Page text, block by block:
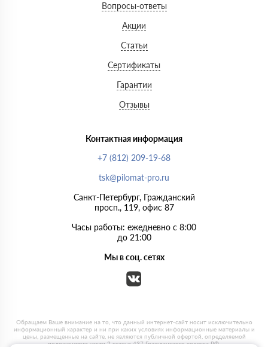
Вопросы-ответы
Акции
Статьи
Сертификаты
Гарантии
Отзывы
Контактная информация
+7 (812) 209-19-68
tsk@pilomat-pro.ru
Санкт-Петербург, Гражданский
просп., 119, офис 87
Часы работы: ежедневно с 8:00
до 21:00
Мы в соц. сетях